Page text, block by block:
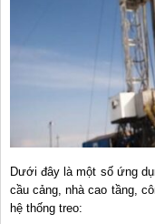
Dưới đây là một số ứng
cầu cảng, nhà cao tầng,
hệ thống treo: